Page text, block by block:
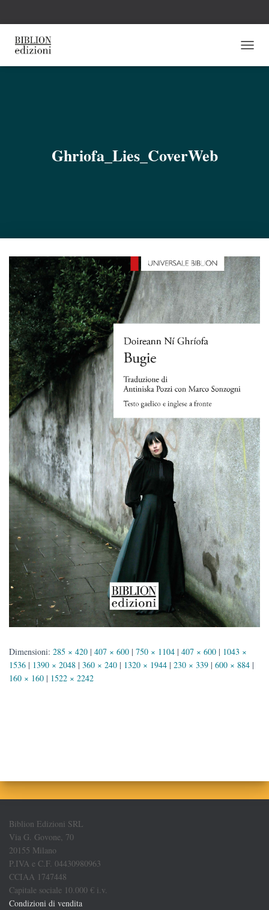
A
E
Ghriofa_Lies_CoverWeb
Dimensioni: 285 × 420 | 407 × 600 | 750 × 1104 | 407 × 600 | 1043 ×
1536 | 1390 × 2048 | 360 × 240 | 1320 × 1944 | 230 × 339 | 600 × 884 |
160 × 160 | 1522 × 2242
Biblion Edizioni SRL
Via G. Govone, 70
20155 Milano
P.IVA e C.F. 04430980963
CCIAA 1747448
Capitale sociale 10.000 € i.v.
Condizioni di vendita